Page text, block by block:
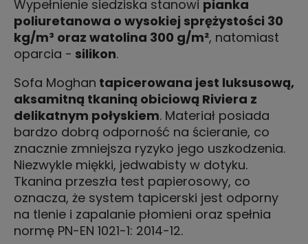
Wypełnienie siedziska stanowi pianka
poliuretanowa o wysokiej sprężystości 30
kg/m³ oraz watolina 300 g/m², natomiast
oparcia - silikon.
Sofa Moghan tapicerowana jest luksusową,
aksamitną tkaniną obiciową Riviera z
delikatnym połyskiem. Materiał posiada
bardzo dobrą odporność na ścieranie, co
znacznie zmniejsza ryzyko jego uszkodzenia.
Niezwykle miękki, jedwabisty w dotyku.
Tkanina przeszła test papierosowy, co
oznacza, że system tapicerski jest odporny
na tlenie i zapalanie płomieni oraz spełnia
normę PN-EN 1021-1: 2014-12.